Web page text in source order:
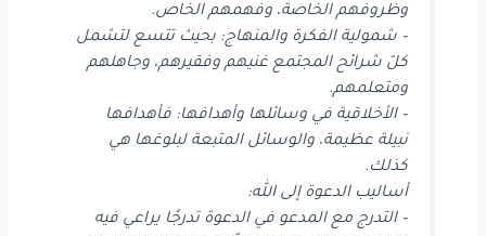
وظروفهم الخاصة، وفهمهم الخاص.
– شمولية الفكرة والمنهاج: بحيث تتسع لتشمل
كلّ شرائح المجتمع غنيهم وفقيرهم، وجاهلهم
ومتعلمهم.
– الأخلاقية في وسائلها وأهدافها: فأهدافها
نبيلة عظيمة، والوسائل المتبعة لبلوغها هي
كذلك.
أساليب الدعوة إلى الله:
– التدرج مع المدعو في الدعوة تدرجًا يراعي فيه